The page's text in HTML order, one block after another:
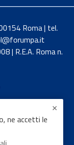
Roma | tel.
| R.E.A. Roma n.
ne accetti le